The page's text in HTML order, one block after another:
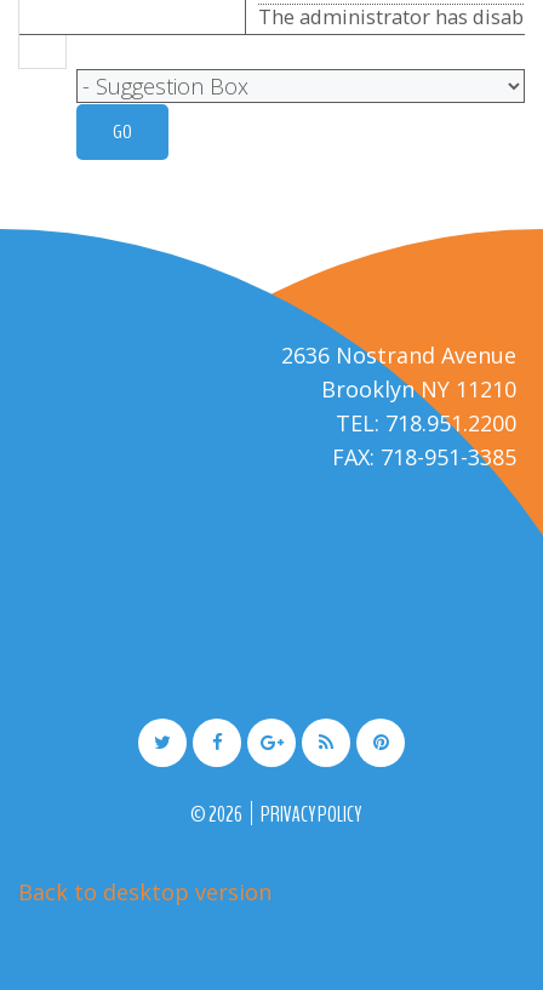
The administrator has
2636 Nostrand Avenue
Brooklyn NY 11210
TEL: 718.951.2200
FAX: 718-951-3385
©2026 PRIVACY POLICY
Back to desktop version